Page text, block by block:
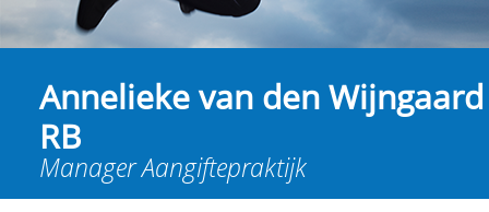
Annelieke van den
RB
Manager Aangiftepraktijk